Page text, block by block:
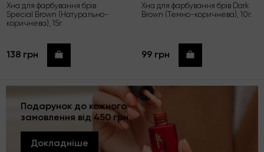
Хна для фарбування брів
Special Brown (Натурально-
коричнева), 15г.
138 грн Купити
Хна для фарбування брів Dark
Brown (Темно-коричнева), 10г.
99 грн Купити
Подарунок до кожного
замовлення від 450 грн
Докладніше